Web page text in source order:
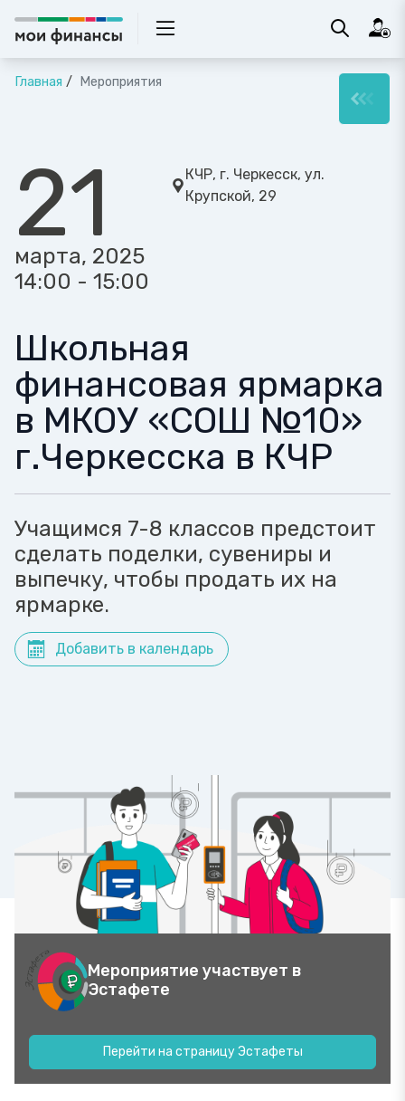
Главная Мероприятия
21
марта, 2025
14:00 - 15:00
КЧР, г. Черкесск, ул.
Крупской, 29
Школьная
финансовая ярмарка
в МКОУ «СОШ №10»
г.Черкесска в КЧР
Учащимся 7-8 классов предстоит
сделать поделки, сувениры и
выпечку, чтобы продать их на
ярмарке.
Добавить в календарь
Мероприятие участвует в
Эстафете
Перейти на страницу Эстафеты